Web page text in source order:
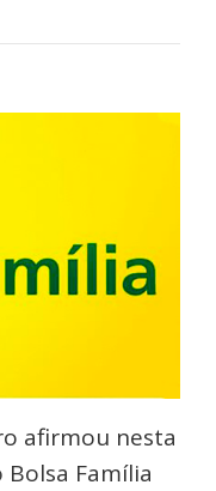
afirmou nesta
Família